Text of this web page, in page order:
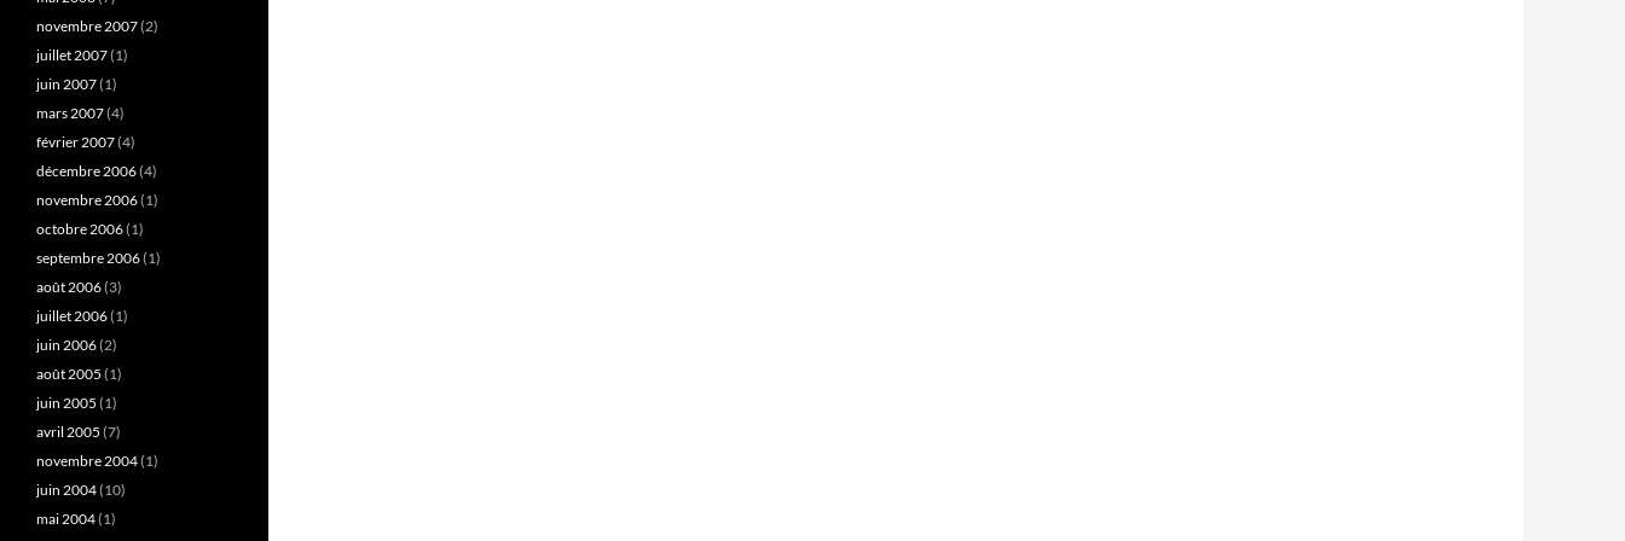
novembre 2007(2)
juillet 2007(1)
juin 2007(1)
mars 2007(4)
février 2007(4)
décembre 2006(4)
novembre 2006(1)
octobre 2006(1)
septembre 2006(1)
août 2006(3)
juillet 2006(1)
juin 2006(2)
août 2005 (1)
juin 2005 (1)
avril 2005 (7)
novembre 2004(1)
juin 2004(10)
mai 2004(1)